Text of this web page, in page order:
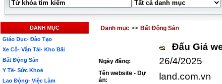
DANH MỤC
Giáo Dục- Đào Tạo
Xe Cộ- Vận Tải- Kho Bãi
Bất Động Sản
Y Tế- Sức Khoẻ
Lao Động- Việc Làm
Danh mục >> Bất Động Sản
Đấu Giá
Ngày đăng: 26/4/2025
Tên website - Dự
án:
land.com.vn